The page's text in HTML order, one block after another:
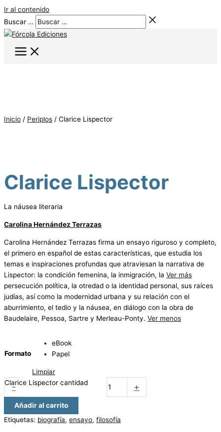
Ir al contenido
Buscar …
Inicio / Periplos / Clarice Lispector
Clarice Lispector
La náusea literaria
Carolina Hernández Terrazas
Carolina Hernández Terrazas firma un ensayo riguroso y completo,
el primero en español de estas características, que estudia los
temas e inspiraciones profundas que atraviesan la narrativa de
Lispector: la condición femenina, la inmigración, la Ver más
persecución política, la otredad o la identidad personal, sus raíces
judías, así como la modernidad urbana y su relación con el
aburrimiento, el tedio y la náusea, en diálogo con la obra de
Baudelaire, Pessoa, Sartre y Merleau-Ponty. Ver menos
Formato
eBook
Papel
Limpiar
-
Clarice Lispector cantidad +
Añadir al carrito
Etiquetas: biografía, ensayo, filosofía